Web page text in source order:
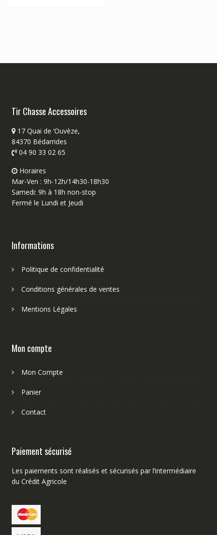
Tir Chasse Accessoires
17 Quai de ‘Ouvèze,
84370 Bédarrides
04 90 33 02 65
Horaires
Mar-Ven : 9h-12h/14h30-18h30
Samedi: 9h à 18h non-stop
Fermé le Lundi et Jeudi
Informations
Politique de confidentialité
Conditions générales de ventes
Mentions Légales
Mon compte
Mon Compte
Panier
Contact
Paiement sécurisé
Les paiements sont réalisés et sécurisés par l’intermédiaire
du Crédit Agricole